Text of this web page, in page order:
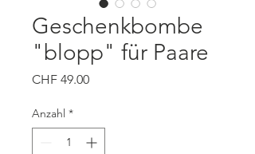
Geschenkbombe
"blopp" für Paare
CHF 49.00Preis
Anzahl *